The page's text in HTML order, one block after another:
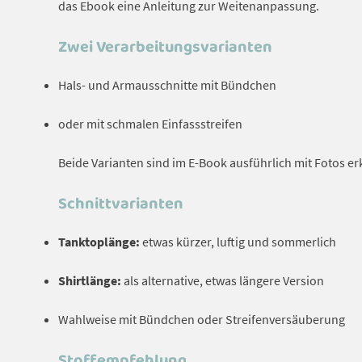
das Ebook eine Anleitung zur Weitenanpassung.
Zwei Verarbeitungsvarianten
Hals- und Armausschnitte mit Bündchen
oder mit schmalen Einfassstreifen
Beide Varianten sind im E-Book ausführlich mit Fotos
Schnittvarianten
Tanktoplänge: etwas kürzer, luftig und sommerlich
Shirtlänge: als alternative, etwas längere Version
Wahlweise mit Bündchen oder Streifenversäuberung